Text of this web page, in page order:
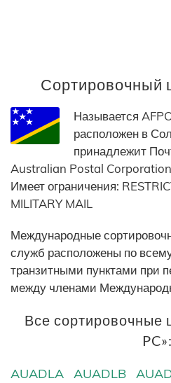
Сортировочный
Называется
расположен в
принадлежит
Australian Postal
Имеет ограничения:
MILITARY MAIL
Международные
служб расположены по
транзитными пунктами при
между членами
Все сортировочные
PC»:
AUADLA AUADLB